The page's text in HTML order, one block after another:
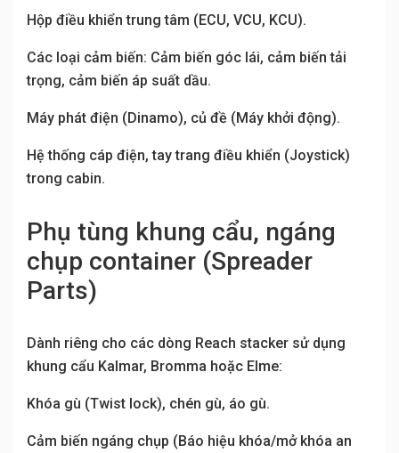
Hộp điều khiển trung tâm (ECU, VCU, KCU).
Các loại cảm biến: Cảm biến góc lái, cảm biến tải
trọng, cảm biến áp suất dầu.
Máy phát điện (Dinamo), củ đề (Máy khởi động).
Hệ thống cáp điện, tay trang điều khiển (Joystick)
trong cabin.
Phụ tùng khung cẩu, ngáng
chụp container (Spreader
Parts)
Dành riêng cho các dòng Reach stacker sử dụng
khung cẩu Kalmar, Bromma hoặc Elme:
Khóa gù (Twist lock), chén gù, áo gù.
Cảm biến ngáng chụp (Báo hiệu khóa/mở khóa an